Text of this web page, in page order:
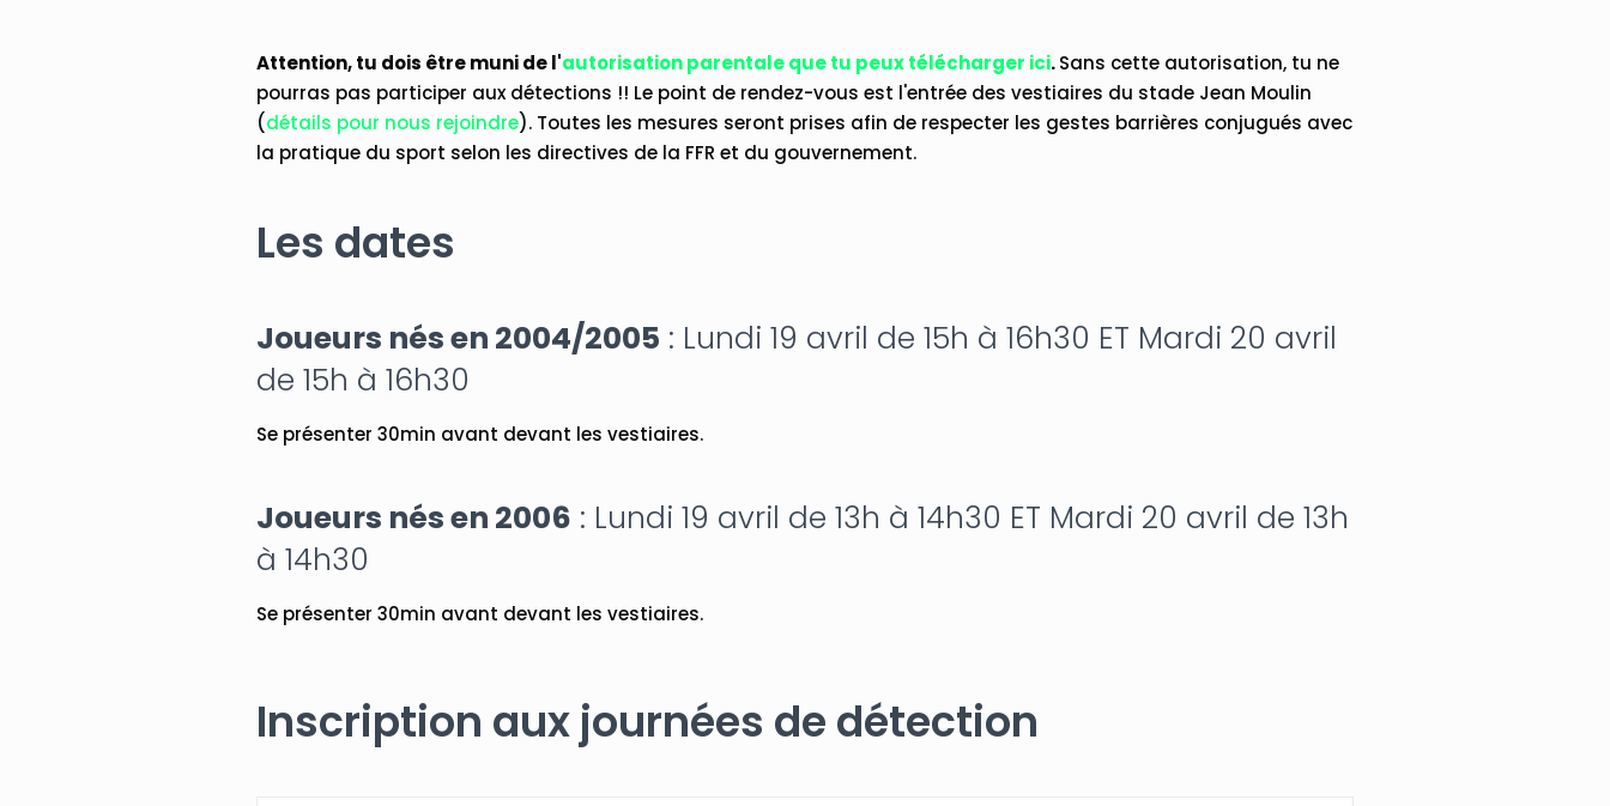
Attention, tu dois être muni de l'autorisation parentale que tu peux télécharger ici.Sans cette autorisation, tu ne
pourras pas participer aux détections !! Le point de rendez-vous est l'entrée des vestiaires du stade Jean Moulin
(détails pour nous rejoindre). Toutes les mesures seront prises afin de respecter les gestes barrières conjugués avec
la pratique du sport selon les directives de la FFR et du gouvernement.
Les dates
Joueurs nés en 2004/2005 : Lundi 19 avril de 15h à 16h30 ET Mardi 20 avril
de 15h à 16h30
Se présenter 30min avant devant les vestiaires.
Joueurs nés en 2006 : Lundi 19 avril de 13h à 14h30 ET Mardi 20 avril de 13h
à 14h30
Se présenter 30min avant devant les vestiaires.
Inscription aux journées de détection